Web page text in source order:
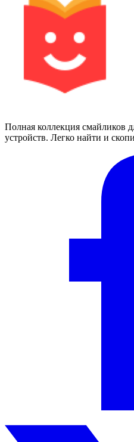
Полная коллекция смайликов
устройств. Легко найти и